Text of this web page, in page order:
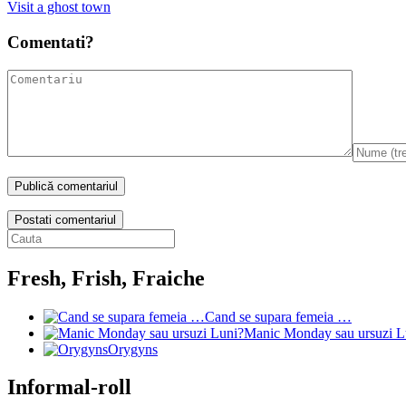
Visit a ghost town
Comentati?
Postati comentariul
Fresh, Frish, Fraiche
Cand se supara femeia …
Manic Monday sau ursuzi
Orygyns
Informal-roll